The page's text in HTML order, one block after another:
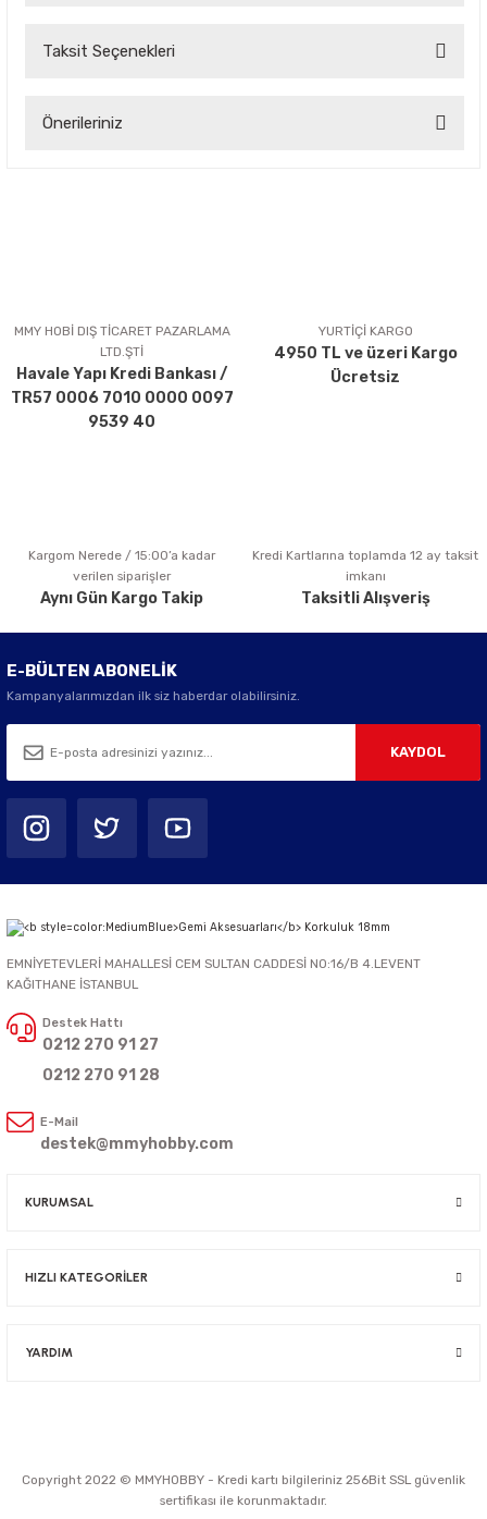
Taksit Seçenekleri
Önerileriniz
Ürün açıklamasında eksik bilgiler bulunuyor.
Ürün bilgilerinde hatalar bulunuyor.
Ürün fiyatı diğer sitelerden daha pahalı.
Bu ürüne benzer farklı alternatifler olmalı.
Gönder
MMY HOBİ DIŞ TİCARET PAZARLAMA
LTD.ŞTİ
Havale Yapı Kredi Bankası /
TR57 0006 7010 0000 0097
9539 40
YURTİÇİ KARGO
4950 TL ve üzeri Kargo
Ücretsiz
Kargom Nerede / 15:00’a kadar
verilen siparişler
Aynı Gün Kargo Takip
Kredi Kartlarına toplamda 12 ay taksit
imkanı
Taksitli Alışveriş
E-BÜLTEN ABONELİK
Kampanyalarımızdan ilk siz haberdar olabilirsiniz.
KAYDOL
EMNİYETEVLERİ MAHALLESİ CEM SULTAN CADDESİ NO:16/B 4.LEVENT
KAĞITHANE İSTANBUL
Destek Hattı
0212 270 91 27
0212 270 91 28
E-Mail
destek@mmyhobby.com
KURUMSAL
HIZLI KATEGORİLER
YARDIM
Copyright 2022 © MMYHOBBY - Kredi kartı bilgileriniz 256Bit SSL güvenlik
sertifikası ile korunmaktadır.